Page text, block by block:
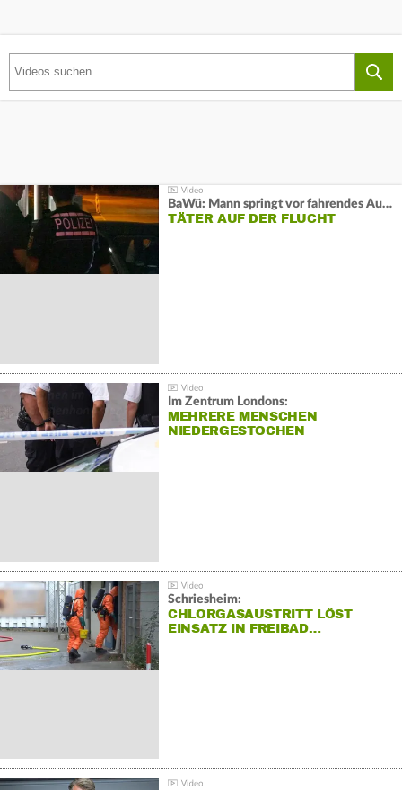
BaWü: Mann springt vor fahrendes Auto und schießt
TÄTER AUF DER FLUCHT
Im Zentrum Londons:
MEHRERE MENSCHEN
NIEDERGESTOCHEN
Schriesheim:
CHLORGASAUSTRITT LÖST
EINSATZ IN FREIBAD…